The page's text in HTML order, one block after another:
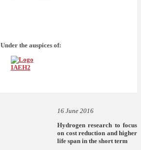
Under the auspices of:
16 June 2016
Hydrogen research to focus
on cost reduction and higher
life span in the short term